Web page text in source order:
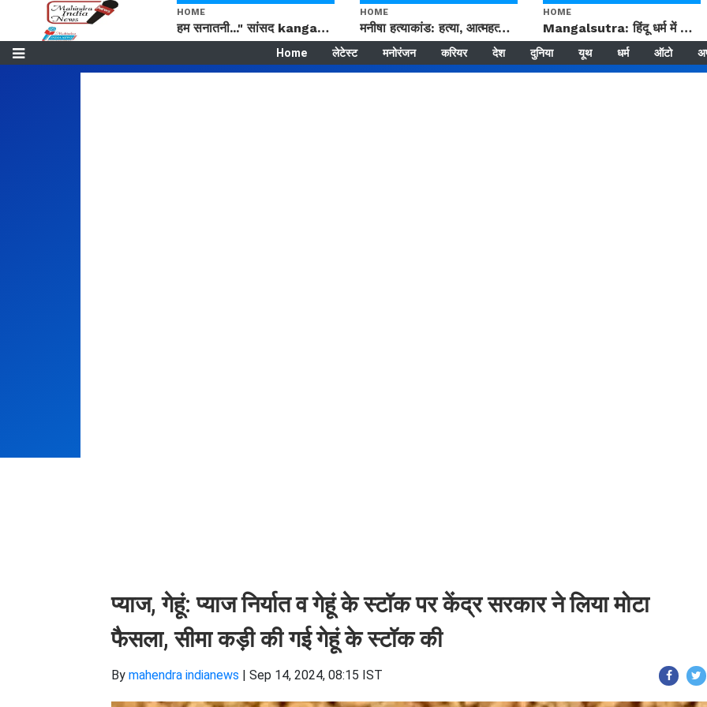
HOME
हम सनातनी..." सांसद kangana Ranaut से क्या बोली लड़की? Viral Jantar-Mantar | CJP protest
HOME
मनीषा हत्याकांड: हत्या, आत्महत्या या कोई बड़ा राज? | Full Story | Josh Haryana
HOME
Mangalsutra: हिंदू धर्म में शादी के बाद मंगलसूत्र क्यों पहनती है महिलाएं, किसने शुरु की ये परंपरा
Home लेटेस्ट मनोरंजन करियर देश दुनिया यूथ धर्म ऑटो
प्याज, गेहूं: प्याज निर्यात व गेहूं के स्टॉक पर केंद्र सरकार ने लिया मोटा
फैसला, सीमा कड़ी की गई गेहूं के स्टॉक की
By mahendra indianews | Sep 14, 2024, 08:15 IST